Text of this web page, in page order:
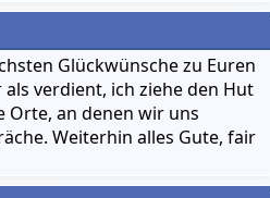
Glückwünsche zu Euren
verdient, ich ziehe den Hut
Orte, an denen wir uns
Weiterhin alles Gute, fair